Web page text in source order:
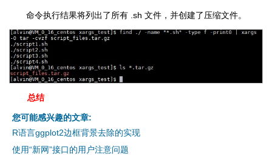
命令执行结果将列出了所有 .sh 文件，并创建了压缩文件。
总结
您可能感兴趣的文章:
R语言ggplot2边框背景去除的实现
使用“新网”接口的用户注意问题